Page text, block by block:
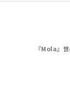
『Mola』